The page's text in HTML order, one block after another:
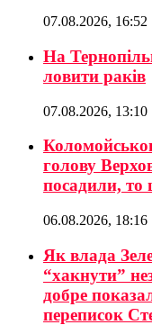
07.08.2026, 16:52
На
ловити раків
07.08.2026, 13:10
голову
посадили, то
06.08.2026, 18:16
Як влада
“хакнути”
добре
переписок